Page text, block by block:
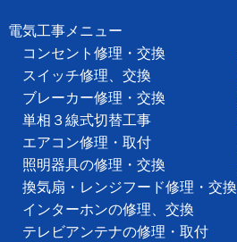
電気工事メニュー
コンセント修理・交換
スイッチ修理、交換
ブレーカー修理・交換
単相３線式切替工事
エアコン修理・取付
照明器具の修理・交換
換気扇・レンジフード修理・交換
インターホンの修理、交換
テレビアンテナの修理・取付